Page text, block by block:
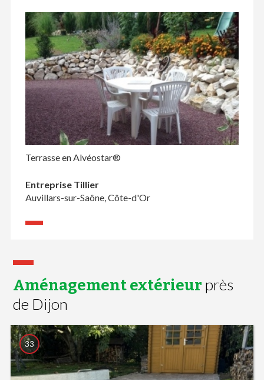
Terrasse en Alvéostar®
Entreprise Tillier
Auvillars-sur-Saône, Côte-d'Or
Aménagement extérieur près
de Dijon
33